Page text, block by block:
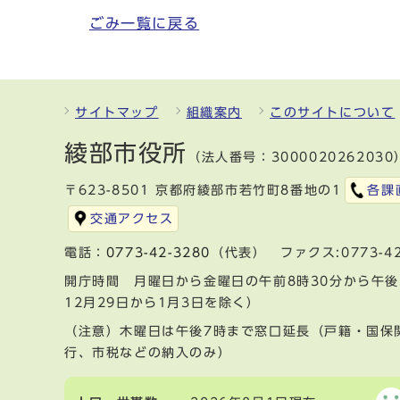
ごみ一覧に戻る
サイトマップ 組織案内 このサイトについて
綾部市役所 （法人番号：3000020262030
〒623-8501 京都府綾部市若竹町8番地の1 各課
交通アクセス
電話： 0773-42-3280 （代表） ファクス:0773-
開庁時間 月曜日から金曜日の午前8時30分から午
12月29日から1月3日を除く）
（注意）木曜日は午後7時まで窓口延長（戸籍・国
行、市税などの納入のみ）